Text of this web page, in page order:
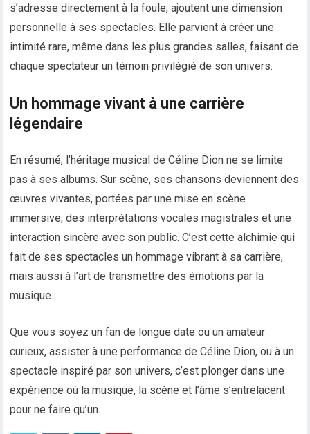
s’adresse directement à la foule, ajoutent une dimension
personnelle à ses spectacles. Elle parvient à créer une
intimité rare, même dans les plus grandes salles, faisant de
chaque spectateur un témoin privilégié de son univers.
Un hommage vivant à une carrière
légendaire
En résumé, l’héritage musical de Céline Dion ne se limite
pas à ses albums. Sur scène, ses chansons deviennent des
œuvres vivantes, portées par une mise en scène
immersive, des interprétations vocales magistrales et une
interaction sincère avec son public. C’est cette alchimie qui
fait de ses spectacles un hommage vibrant à sa carrière,
mais aussi à l’art de transmettre des émotions par la
musique.
Que vous soyez un fan de longue date ou un amateur
curieux, assister à une performance de Céline Dion, ou à un
spectacle inspiré par son univers, c’est plonger dans une
expérience où la musique, la scène et l’âme s’entrelacent
pour ne faire qu’un.